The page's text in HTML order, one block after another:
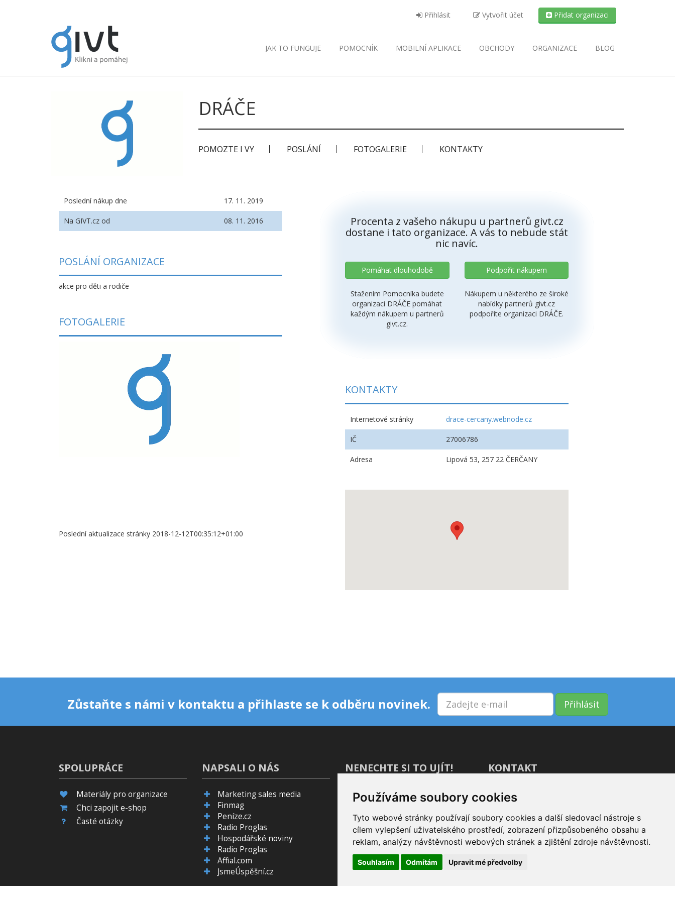
Používáme soubory cookies
Tyto webové stránky používají soubory cookies a další sledovací nástroje s
cílem vylepšení uživatelského prostředí, zobrazení přizpůsobeného obsahu a
reklam, analýzy návštěvnosti webových stránek a zjištění zdroje návštěvnosti.
Souhlasím Odmítám Upravit mé předvolby
Přihlásit Vytvořit účet Přidat organizaci
JAK TO FUNGUJE POMOCNÍK MOBILNÍ APLIKACE OBCHODY ORGANIZACE BLOG
DRÁČE
POMOZTE I VY POSLÁNÍ FOTOGALERIE KONTAKTY
Poslední nákup dne 17. 11. 2019
Na GIVT.cz od 08. 11. 2016
POSLÁNÍ ORGANIZACE
akce pro děti a rodiče
FOTOGALERIE
Poslední aktualizace stránky 2018-12-12T00:35:12+01:00
Procenta z vašeho nákupu u partnerů givt.cz
dostane i tato organizace. A vás to nebude stát
nic navíc.
Pomáhat dlouhodobě
Stažením Pomocníka budete
organizaci DRÁČE pomáhat
každým nákupem u partnerů
givt.cz.
Podpořit nákupem
Nákupem u některého ze široké
nabídky partnerů givt.cz
podpoříte organizaci DRÁČE.
KONTAKTY
Internetové stránky drace-cercany.webnode.cz
IČ 27006786
Adresa Lipová 53, 257 22 ČERČANY
Zůstaňte s námi v kontaktu a přihlaste se k odběru novinek. Přihlásit
SPOLUPRÁCE
Materiály pro organizace
Chci zapojit e-shop
Časté otázky
NAPSALI O NÁS
Marketing sales media
Finmag
Peníze.cz
Radio Proglas
Hospodářské noviny
Radio Proglas
Affial.com
JsmeÚspěšní.cz
NENECHTE SI TO UJÍT!
Blog
Pomocník do prohlížeče
KONTAKT
GIVT.cz s. r. o., Dolní nám. 16,
779 00 Olomouc
IČ: 04071433
Jsme tu pro Vás od 9:00 do 17:00
info@givt.cz